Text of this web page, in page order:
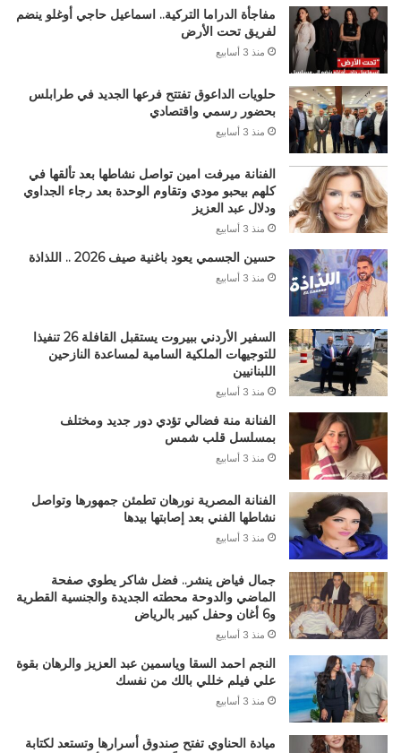
مفاجأة الدراما التركية.. اسماعيل حاجي أوغلو ينضم
لفريق تحت الأرض
منذ 3 أسابيع
حلويات الداعوق تفتتح فرعها الجديد في طرابلس
بحضور رسمي واقتصادي
منذ 3 أسابيع
الفنانة ميرفت امين تواصل نشاطها بعد تألقها في
كلهم بيحبو مودي وتقاوم الوحدة بعد رجاء الجداوي
ودلال عبد العزيز
منذ 3 أسابيع
حسين الجسمي يعود باغنية صيف 2026 .. اللذاذة
منذ 3 أسابيع
السفير الأردني ببيروت يستقبل القافلة 26 تنفيذا
للتوجيهات الملكية السامية لمساعدة النازحين
اللبنانيين
منذ 3 أسابيع
الفنانة منة فضالي تؤدي دور جديد ومختلف
بمسلسل قلب شمس
منذ 3 أسابيع
الفنانة المصرية نورهان تطمئن جمهورها وتواصل
نشاطها الفني بعد إصابتها بيدها
منذ 3 أسابيع
جمال فياض ينشر.. فضل شاكر يطوي صفحة
الماضي والدوحة محطته الجديدة والجنسية القطرية
و6 أغان وحفل كبير بالرياض
منذ 3 أسابيع
النجم احمد السقا وياسمين عبد العزيز والرهان بقوة
علي فيلم خللي بالك من نفسك
منذ 3 أسابيع
ميادة الحناوي تفتح صندوق أسرارها وتستعد لكتابة